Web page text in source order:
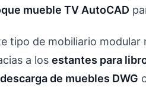
mueble TV AutoCAD
tipo de mobiliario
a los estantes para
descarga de muebles DWG